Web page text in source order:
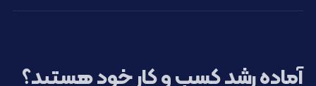
آماده رشد کسب و کار خود هستید؟